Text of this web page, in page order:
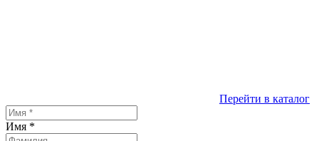
Перейти в каталог
Имя *